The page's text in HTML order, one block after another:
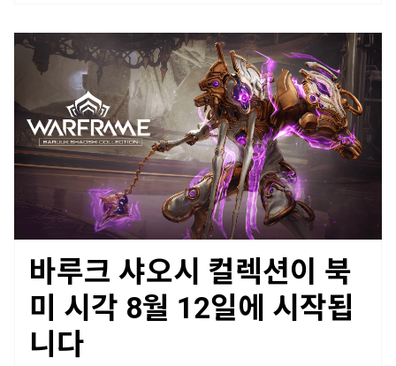
바루크 샤오시 컬렉션이 북
미 시각 8월 12일에 시작됩
니다